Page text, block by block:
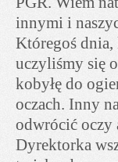
innymi i
Któregoś
uczyliśmy się
kobyłę do
oczach. Inny
odwrócić oczy
Dyrektorka